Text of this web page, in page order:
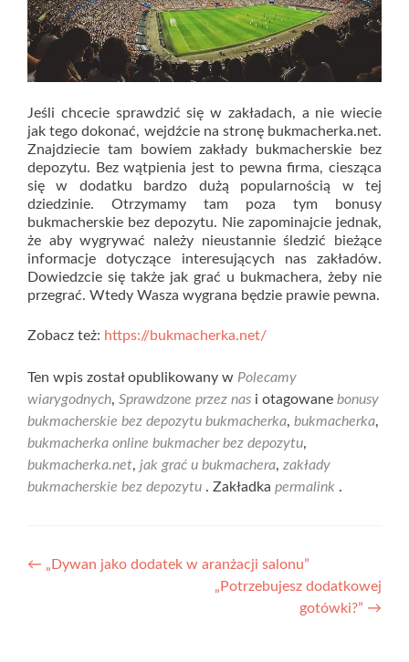
Jeśli chcecie sprawdzić się w zakładach, a nie wiecie
jak tego dokonać, wejdźcie na stronę bukmacherka.net.
Znajdziecie tam bowiem zakłady bukmacherskie bez
depozytu. Bez wątpienia jest to pewna firma, ciesząca
się w dodatku bardzo dużą popularnością w tej
dziedzinie. Otrzymamy tam poza tym bonusy
bukmacherskie bez depozytu. Nie zapominajcie jednak,
że aby wygrywać należy nieustannie śledzić bieżące
informacje dotyczące interesujących nas zakładów.
Dowiedzcie się także jak grać u bukmachera, żeby nie
przegrać. Wtedy Wasza wygrana będzie prawie pewna.
Zobacz też: https://bukmacherka.net/
Ten wpis został opublikowany w Polecamy
wiarygodnych, Sprawdzone przez nas i otagowane bonusy
bukmacherskie bez depozytu bukmacherka, bukmacherka,
bukmacherka online bukmacher bez depozytu,
bukmacherka.net, jak grać u bukmachera, zakłady
bukmacherskie bez depozytu . Zakładka permalink .
Nawigacja
← „Dywan jako dodatek w aranżacji salonu”
„Potrzebujesz dodatkowej
gotówki?” →